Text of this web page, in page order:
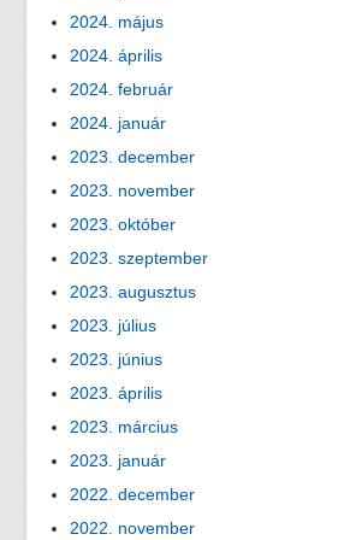
2024. május
2024. április
2024. február
2024. január
2023. december
2023. november
2023. október
2023. szeptember
2023. augusztus
2023. július
2023. június
2023. április
2023. március
2023. január
2022. december
2022. november